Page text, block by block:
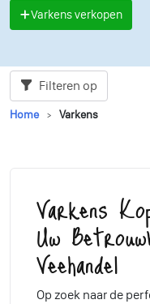
Varkens verkopen
Filteren op
Home Varkens
Varkens
Uw
Veehandel
Op zoek naar de